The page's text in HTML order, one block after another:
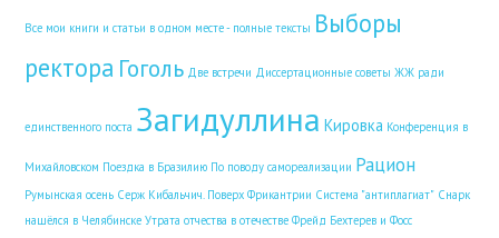
Все мои книги и статьи в одном месте - полные тексты Выборы
ректора Гоголь Две встречи Диссертационные советы ЖЖ ради
единственного поста Загидуллина Кировка Конференция в
Михайловском Поездка в Бразилию По поводу самореализации Рацион
Румынская осень Серж Кибальчич. Поверх Фрикантрии Система "антиплагиат" Снарк
нашёлся в Челябинске Утрата отчества в отечестве Фрейд Бехтерев и Фосс